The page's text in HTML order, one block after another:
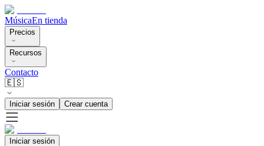
MúsicaEn tienda
Precios
Recursos
Contacto
🇪🇸
Iniciar sesión Crear cuenta
Iniciar sesión